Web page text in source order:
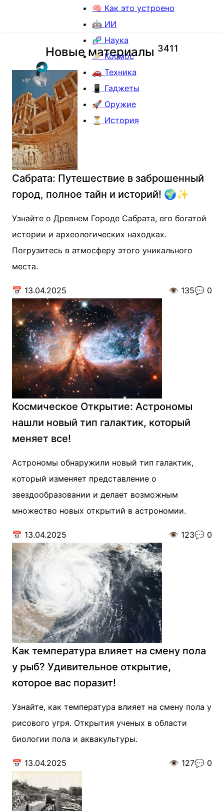
🧠 Как это устроено
🤖 ИИ
🧬 Наука
🪐 Космос
🚗 Техника
📱 Гаджеты
🚀 Оружие
⏳ История
Новые материалы 3411
Сабрата: Путешествие в заброшенный
город, полное тайн и историй! 🌍✨
Узнайте о Древнем Городе Сабрата, его богатой
истории и археологических находках.
Погрузитесь в атмосферу этого уникального
места.
📅 13.04.2025 👁️ 135💬 0
Космическое Открытие: Астрономы
нашли новый тип галактик, который
меняет все!
Астрономы обнаружили новый тип галактик,
который изменяет представление о
звездообразовании и делает возможным
множество новых открытий в астрономии.
📅 13.04.2025 👁️ 123💬 0
Как температура влияет на смену пола
у рыб? Удивительное открытие,
которое вас поразит!
Узнайте, как температура влияет на смену пола у
рисового угря. Открытия ученых в области
биологии пола и аквакультуры.
📅 13.04.2025 👁️ 127💬 0